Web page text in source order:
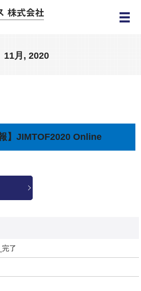
メ
11月, 2020
】JIMTOF2020 Online
了